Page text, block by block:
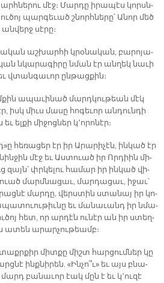
մէջ։ Մար­դը ի­րա­պէս կորսն­
պար­գե­ւած շնորհ­նե­րը՝ Ա­նոր մեծ
սէ­րը։
աշ­խար­հի կրօ­նա­կան, բա­րո­յա­
նկա­րա­գի­րը նման էր ան­ղեկ նա­ւի
վտան­գա­ւոր ըն­թաց­քին։
ա­պա­ւի­նած մարդ­կու­թեան մէկ
իսկ միւս մա­սը հո­գե­ւոր ան­դուն­դի
ել­քի մի­ջոց­ներ կ՚ո­րո­նէր։
հե­ռա­ցեր էր իր Ա­րա­րի­չէն, ին­կած էր
մէջ եւ Աս­տուած իր Որ­դիին մի­
զայն՝ փրկե­լու հա­մար իր ին­կած վի­
մարմ­նա­ցաւ, մար­դա­ցաւ, ի­ջաւ՝
մար­դը, վերս­տին ստա­նայ իր կո­
եւ մա­նա­ւանդ իր նմա­
հետ, որ ար­դէն ու­նէր ան իր ստեղ­
ա­տեն ա­րար­չու­թեամբ։
միտ­քը միշտ հար­ցում­ներ կը
ինք­նի­րեն. «Ին­չո՞ւ» եւ այս բնա­
բա­նա­ւոր էակ մըն է եւ կ՚ու­զէ